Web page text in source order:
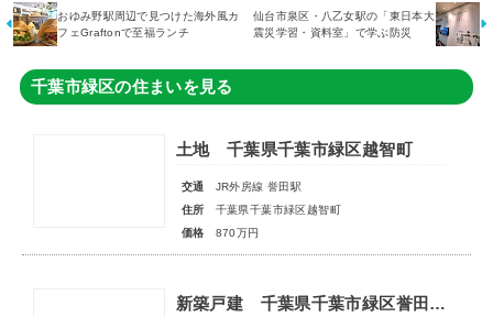
おゆみ野駅周辺で見つけた海外風カ
フェGraftonで至福ランチ
仙台市泉区・八乙女駅の「東日本大
震災学習・資料室」で学ぶ防災
千葉市緑区の住まいを見る
土地 千葉県千葉市緑区越智町
交通
JR外房線 誉田駅
住所
千葉県千葉市緑区越智町
価格
870万円
新築戸建 千葉県千葉市緑区誉田町１丁目